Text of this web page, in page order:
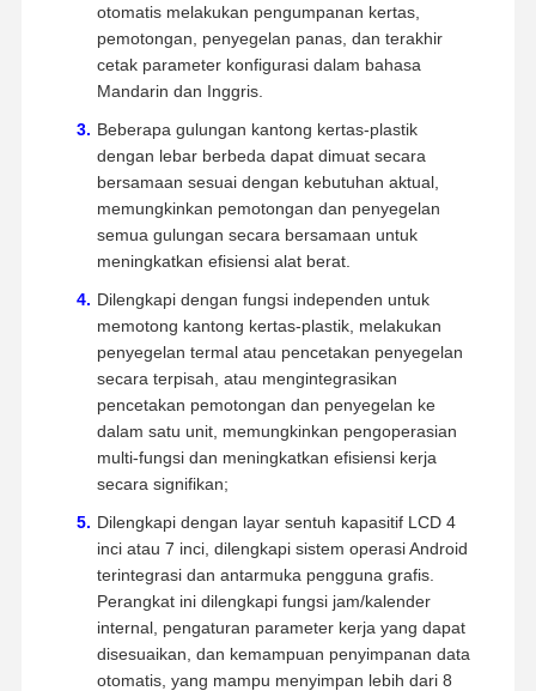
otomatis melakukan pengumpanan kertas,
pemotongan, penyegelan panas, dan terakhir
cetak parameter konfigurasi dalam bahasa
Mandarin dan Inggris.
Beberapa gulungan kantong kertas-plastik
dengan lebar berbeda dapat dimuat secara
bersamaan sesuai dengan kebutuhan aktual,
memungkinkan pemotongan dan penyegelan
semua gulungan secara bersamaan untuk
meningkatkan efisiensi alat berat.
Dilengkapi dengan fungsi independen untuk
memotong kantong kertas-plastik, melakukan
penyegelan termal atau pencetakan penyegelan
secara terpisah, atau mengintegrasikan
pencetakan pemotongan dan penyegelan ke
dalam satu unit, memungkinkan pengoperasian
multi-fungsi dan meningkatkan efisiensi kerja
secara signifikan;
Dilengkapi dengan layar sentuh kapasitif LCD 4
inci atau 7 inci, dilengkapi sistem operasi Android
terintegrasi dan antarmuka pengguna grafis.
Perangkat ini dilengkapi fungsi jam/kalender
internal, pengaturan parameter kerja yang dapat
disesuaikan, dan kemampuan penyimpanan data
otomatis, yang mampu menyimpan lebih dari 8